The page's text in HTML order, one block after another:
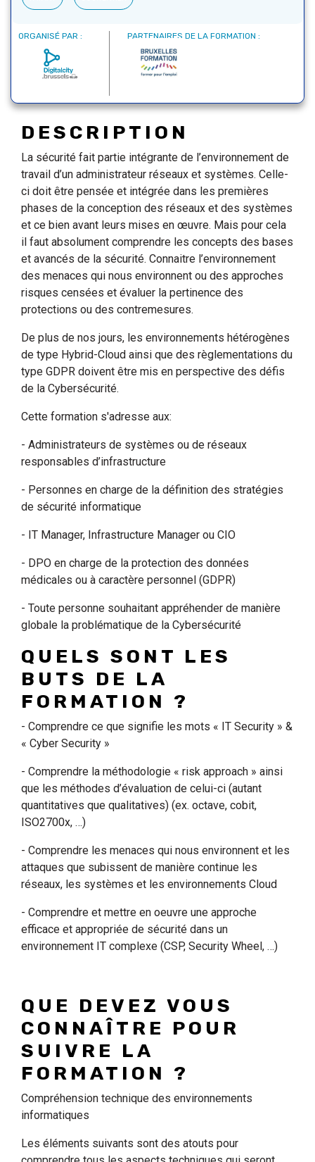
ORGANISÉ PAR : PARTENAIRES DE LA FORMATION :
DESCRIPTION
La sécurité fait partie intégrante de l’environnement de
travail d’un administrateur réseaux et systèmes. Celle-
ci doit être pensée et intégrée dans les premières
phases de la conception des réseaux et des systèmes
et ce bien avant leurs mises en œuvre. Mais pour cela
il faut absolument comprendre les concepts des bases
et avancés de la sécurité. Connaitre l’environnement
des menaces qui nous environnent ou des approches
risques censées et évaluer la pertinence des
protections ou des contremesures.
De plus de nos jours, les environnements hétérogènes
de type Hybrid-Cloud ainsi que des règlementations du
type GDPR doivent être mis en perspective des défis
de la Cybersécurité.
Cette formation s'adresse aux:
- Administrateurs de systèmes ou de réseaux
responsables d’infrastructure
- Personnes en charge de la définition des stratégies
de sécurité informatique
- IT Manager, Infrastructure Manager ou CIO
- DPO en charge de la protection des données
médicales ou à caractère personnel (GDPR)
- Toute personne souhaitant appréhender de manière
globale la problématique de la Cybersécurité
QUELS SONT LES
BUTS DE LA
FORMATION ?
- Comprendre ce que signifie les mots « IT Security » &
« Cyber Security »
- Comprendre la méthodologie « risk approach » ainsi
que les méthodes d’évaluation de celui-ci (autant
quantitatives que qualitatives) (ex. octave, cobit,
ISO2700x, …)
- Comprendre les menaces qui nous environnent et les
attaques que subissent de manière continue les
réseaux, les systèmes et les environnements Cloud
- Comprendre et mettre en oeuvre une approche
efficace et appropriée de sécurité dans un
environnement IT complexe (CSP, Security Wheel, …)
QUE DEVEZ VOUS
CONNAÎTRE POUR
SUIVRE LA
FORMATION ?
Compréhension technique des environnements
informatiques
Les éléments suivants sont des atouts pour